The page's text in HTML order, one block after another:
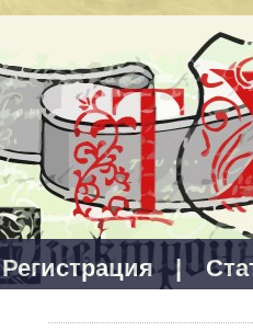
Регистрация |